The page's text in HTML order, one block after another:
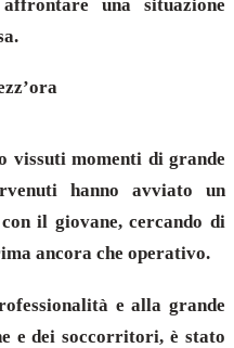
una situazione
vissuti momenti di grande
hanno avviato un
il giovane, cercando di
ancora che operativo.
e alla grande
e dei soccorritori, è stato